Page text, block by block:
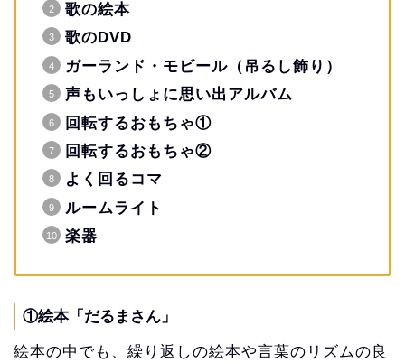
歌の絵本
歌のDVD
ガーランド・モビール（吊るし飾り）
声もいっしょに思い出アルバム
回転するおもちゃ①
回転するおもちゃ②
よく回るコマ
ルームライト
楽器
①絵本「だるまさん」
絵本の中でも、繰り返しの絵本や言葉のリズムの良